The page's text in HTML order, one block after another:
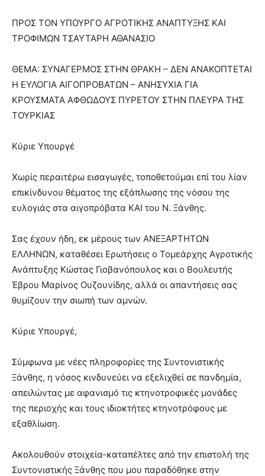
ΠΡΟΣ ΤΟΝ ΥΠΟΥΡΓΟ ΑΓΡΟΤΙΚΗΣ ΑΝΑΠΤΥΞΗΣ ΚΑΙ
ΤΡΟΦΙΜΩΝ ΤΣΑΥΤΑΡΗ ΑΘΑΝΑΣΙΟ
ΘΕΜΑ: ΣΥΝΑΓΕΡΜΟΣ ΣΤΗΝ ΘΡΑΚΗ – ΔΕΝ ΑΝΑΚΟΠΤΕΤΑΙ
Η ΕΥΛΟΓΙΑ ΑΙΓΟΠΡΟΒΑΤΩΝ – ΑΝΗΣΥΧΙΑ ΓΙΑ
ΚΡΟΥΣΜΑΤΑ ΑΦΘΩΔΟΥΣ ΠΥΡΕΤΟΥ ΣΤΗΝ ΠΛΕΥΡΑ ΤΗΣ
ΤΟΥΡΚΙΑΣ
Κύριε Υπουργέ
Χωρίς περαιτέρω εισαγωγές, τοποθετούμαι επί του λίαν
επικίνδυνου θέματος της εξάπλωσης της νόσου της
ευλογιάς στα αιγοπρόβατα ΚΑΙ του Ν. Ξάνθης.
Σας έχουν ήδη, εκ μέρους των ΑΝΕΞΑΡΤΗΤΩΝ
ΕΛΛΗΝΩΝ, καταθέσει Ερωτήσεις ο Τομεάρχης Αγροτικής
Ανάπτυξης Κώστας Γιοβανόπουλος και ο Βουλευτής
Έβρου Μαρίνος Ουζουνίδης, αλλά οι απαντήσεις σας
θυμίζουν την σιωπή των αμνών.
Κύριε Υπουργέ,
Σύμφωνα με νέες πληροφορίες της Συντονιστικής
Ξάνθης, η νόσος κινδυνεύει να εξελιχθεί σε πανδημία,
απειλώντας με αφανισμό τις κτηνοτροφικές μονάδες
της περιοχής και τους ιδιοκτήτες κτηνοτρόφους με
εξαθλίωση.
Ακολουθούν στοιχεία-καταπέλτες από την επιστολή της
Συντονιστικής Ξάνθης που μου παραδόθηκε στην